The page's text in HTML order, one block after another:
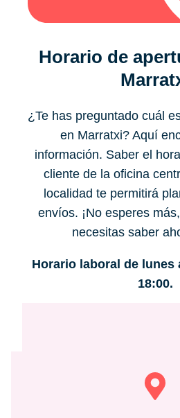
Horario de
¿Te has preguntado cuál
en Marratxi? Aquí
información. Saber el
cliente de la oficina
localidad te permitirá
envíos. ¡No esperes
necesitas saber
Horario laboral de lunes
18:00.